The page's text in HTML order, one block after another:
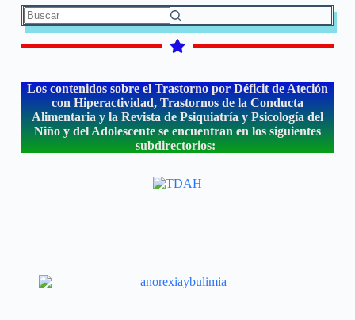
Los contenidos sobre el Trastorno por Déficit de Ateción
con Hiperactividad, Trastornos de la Conducta
Alimentaria y la Revista de Psiquiatría y Psicología del
Niño y del Adolescente se encuentran en los siguientes
subdirectorios: